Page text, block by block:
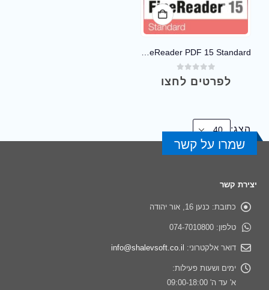
לפרטים לחצו
הצג:
שמרו על קשר
יצירת קשר
כתובת: כנען 16, אור יהודה
טלפון: 074-7010800
דואר אלקטרוני: info@shalevsoft.co.il
ימים ושעות פעילות:
א' עד ה' 09:00-18:00